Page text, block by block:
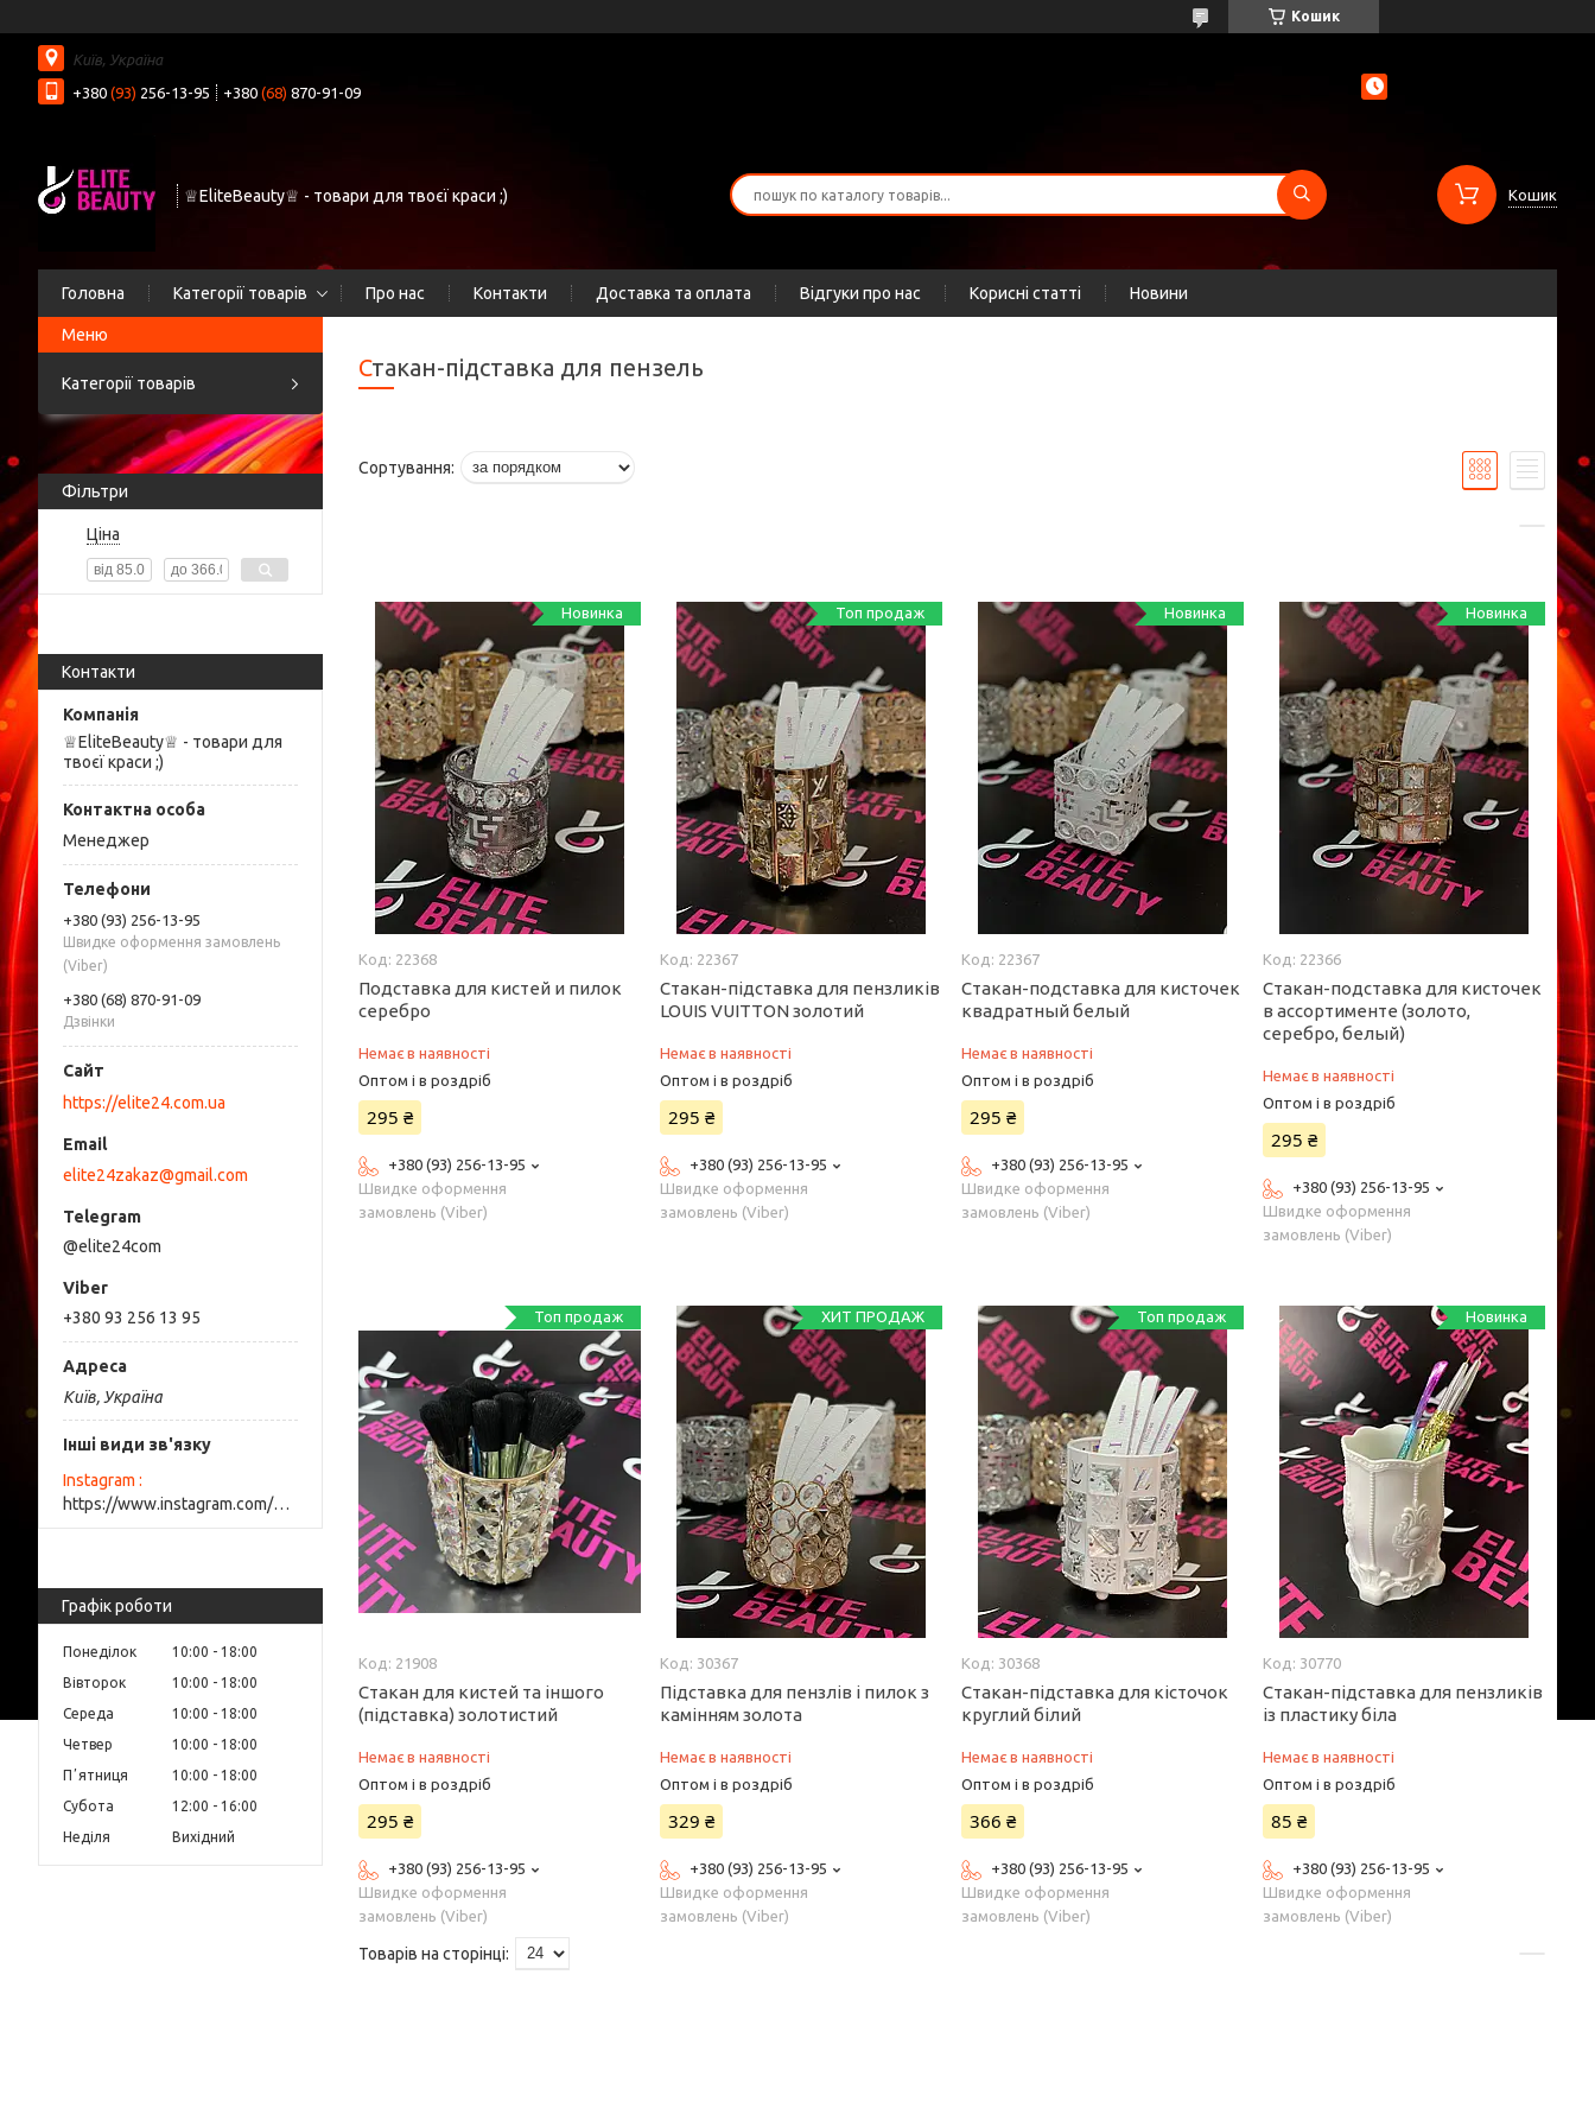
Кошик
Київ, Україна
+380 (93) 256-13-95 +380 (68) 870-91-09
♕EliteBeauty♕ - товари для твоєї краси ;) Кошик
Головна Категорії товарів Про нас Контакти Доставка та оплата Відгуки про нас Корисні статті Новини
Категорії товарів
Фільтри
Ціна
Контакти
♕EliteBeauty♕ - товари для
твоєї краси ;)
Менеджер
+380 (93) 256-13-95
Швидке оформення замовлень
(Viber)
+380 (68) 870-91-09
Дзвінки
https://elite24.com.ua
elite24zakaz@gmail.com
@elite24com
+380 93 256 13 95
Київ, Україна
Інші види зв'язку
Instagram
https://www.instagram.com/elite_beauty_lutsk/
Графік роботи
Понеділок 10:00
18:00
Вівторок
10:00
18:00
Середа
10:00
18:00
Четвер
10:00
18:00
Пʼятниця
10:00
18:00
Субота
12:00
16:00
Неділя
Вихідний
Стакан-підставка для пензель
Новинка
22368
Подставка для кистей и пилок
серебро
Немає в наявності
Оптом і в роздріб
295 ₴
+380 (93) 256-13-95
Швидке оформення
замовлень (Viber)
Топ продаж
22367
Стакан-підставка для пензликів
LOUIS VUITTON золотий
Немає в наявності
Оптом і в роздріб
295 ₴
+380 (93) 256-13-95
Швидке оформення
замовлень (Viber)
Новинка
22367
Стакан-подставка для кисточек
квадратный белый
Немає в наявності
Оптом і в роздріб
295 ₴
+380 (93) 256-13-95
Швидке оформення
замовлень (Viber)
Новинка
22366
Стакан-подставка для кисточек
в ассортименте (золото,
серебро, белый)
Немає в наявності
Оптом і в роздріб
295 ₴
+380 (93) 256-13-95
Швидке оформення
замовлень (Viber)
Топ продаж
21908
Стакан для кистей та іншого
(підставка) золотистий
Немає в наявності
Оптом і в роздріб
295 ₴
+380 (93) 256-13-95
Швидке оформення
замовлень (Viber)
ХИТ ПРОДАЖ
30367
Підставка для пензлів і пилок з
камінням золота
Немає в наявності
Оптом і в роздріб
329 ₴
+380 (93) 256-13-95
Швидке оформення
замовлень (Viber)
Топ продаж
30368
Стакан-підставка для кісточок
круглий білий
Немає в наявності
Оптом і в роздріб
366 ₴
+380 (93) 256-13-95
Швидке оформення
замовлень (Viber)
Новинка
30770
Стакан-підставка для пензликів
із пластику біла
Немає в наявності
Оптом і в роздріб
85 ₴
+380 (93) 256-13-95
Швидке оформення
замовлень (Viber)